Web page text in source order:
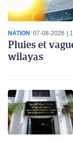
NATION 07-08-2026
Pluies et
wilayas